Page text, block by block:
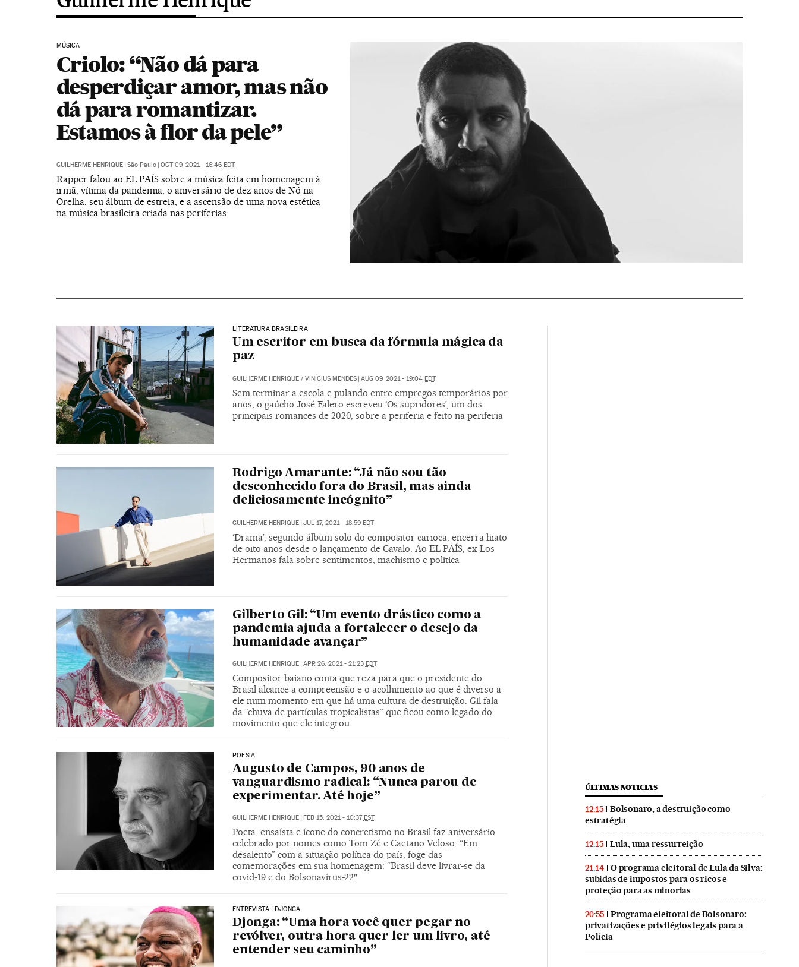
MÚSICA
Criolo: “Não dá para
desperdiçar amor, mas não
dá para romantizar.
Estamos à flor da pele”
GUILHERME HENRIQUE | São Paulo | OCT 09, 2021 - 16:46 EDT
Rapper falou ao EL PAÍS sobre a música feita em homenagem à
irmã, vítima da pandemia, o aniversário de dez anos de Nó na
Orelha, seu álbum de estreia, e a ascensão de uma nova estética
na música brasileira criada nas periferias
LITERATURA BRASILEIRA
Um escritor em busca da fórmula mágica da
paz
GUILHERME HENRIQUE/ VINÍCIUS MENDES | AUG 09, 2021 - 19:04 EDT
Sem terminar a escola e pulando entre empregos temporários por
anos, o gaúcho José Falero escreveu ‘Os supridores’, um dos
principais romances de 2020, sobre a periferia e feito na periferia
Rodrigo Amarante: “Já não sou tão
desconhecido fora do Brasil, mas ainda
deliciosamente incógnito”
GUILHERME HENRIQUE | JUL 17, 2021 - 18:59 EDT
‘Drama’, segundo álbum solo do compositor carioca, encerra hiato
de oito anos desde o lançamento de Cavalo. Ao EL PAÍS, ex-Los
Hermanos fala sobre sentimentos, machismo e política
Gilberto Gil: “Um evento drástico como a
pandemia ajuda a fortalecer o desejo da
humanidade avançar”
GUILHERME HENRIQUE | APR 26, 2021 - 21:23 EDT
Compositor baiano conta que reza para que o presidente do
Brasil alcance a compreensão e o acolhimento ao que é diverso a
ele num momento em que há uma cultura de destruição. Gil fala
da “chuva de partículas tropicalistas” que ficou como legado do
movimento que ele integrou
POESIA
Augusto de Campos, 90 anos de
vanguardismo radical: “Nunca parou de
experimentar. Até hoje”
GUILHERME HENRIQUE | FEB 15, 2021 - 10:37EST
Poeta, ensaísta e ícone do concretismo no Brasil faz aniversário
celebrado por nomes como Tom Zé e Caetano Veloso. “Em
desalento” com a situação política do país, foge das
comemorações em sua homenagem: “Brasil deve livrar-se da
covid-19 e do Bolsonavírus-22″
ENTREVISTA | DJONGA
Djonga: “Uma hora você quer pegar no
revólver, outra hora quer ler um livro, até
entender seu caminho”
ÚLTIMAS NOTICIAS
12:15
Bolsonaro, a destruição como
estratégia
12:15 Lula, uma ressurreição
21:14
O programa eleitoral de Lula da Silva:
subidas de impostos para os ricos e
proteção para as minorias
20:55
Programa eleitoral de Bolsonaro:
privatizações e privilégios legais para a
Polícia